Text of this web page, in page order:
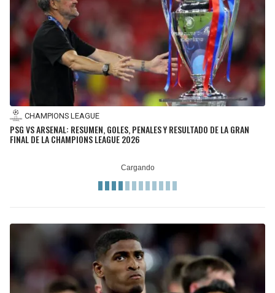
CHAMPIONS LEAGUE
PSG VS ARSENAL: RESUMEN, GOLES, PENALES Y RESULTADO DE LA GRAN
FINAL DE LA CHAMPIONS LEAGUE 2026